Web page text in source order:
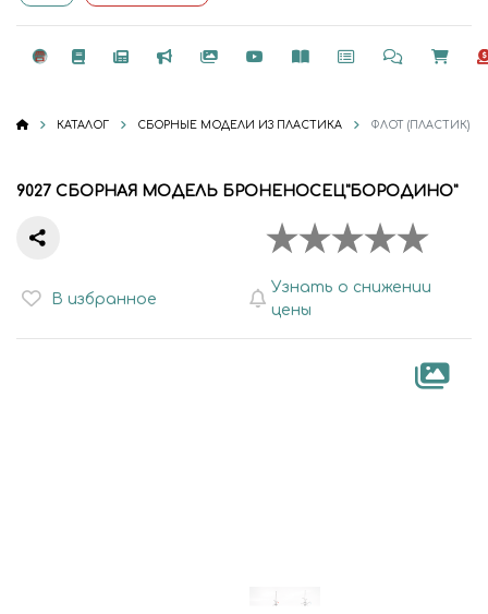
КАТАЛОГ СБОРНЫЕ МОДЕЛИ ИЗ ПЛАСТИКА ФЛОТ (ПЛАСТИК)
9027 СБОРНАЯ МОДЕЛЬ БРОНЕНОСЕЦ"БОРОДИНО"
В избранное
Узнать о снижении
цены